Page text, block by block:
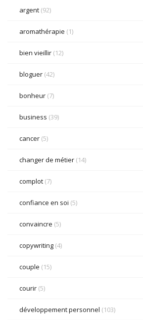
argent (92)
aromathérapie (1)
bien vieillir (12)
bloguer (42)
bonheur (7)
business (39)
cancer (5)
changer de métier (14)
complot (7)
confiance en soi (5)
convaincre (5)
copywriting (4)
couple (15)
courir (5)
développement personnel (103)